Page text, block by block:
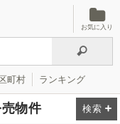
お気に入り
町村 ランキング
物件